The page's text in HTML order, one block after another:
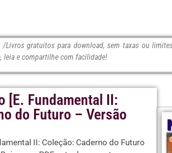
gratuitos para download, sem taxas ou
leia e compartilhe com facilidade!
[E. Fundamental II:
do Futuro – Versão
II: Coleção: Caderno do Futuro